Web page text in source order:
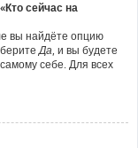
сейчас на
вы найдёте опцию
Да, и вы будете
себе. Для всех